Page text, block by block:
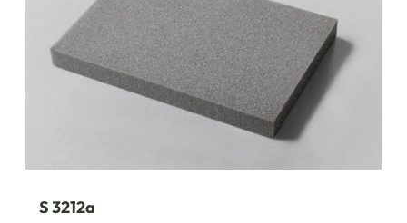
S 3212a